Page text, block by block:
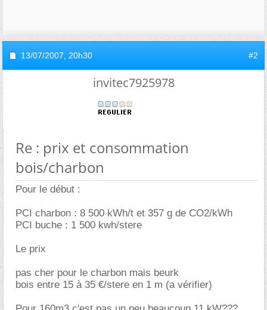
13/07/2007, 20h30 #2
invitec7925978
Re : prix et consommation
bois/charbon
Pour le début :
PCI charbon : 8 500 kWh/t et 357 g de CO2/kWh
PCI buche : 1 500 kwh/stere
Le prix
pas cher pour le charbon mais beurk
bois entre 15 à 35 €/stere en 1 m (a vérifier)